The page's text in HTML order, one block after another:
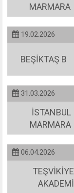
MARMARA
19.02.2026
BEŞİKTAŞ B
31.03.2026
İSTANBUL
MARMARA
06.04.2026
TEŞVİKİYE
AKADEMİ